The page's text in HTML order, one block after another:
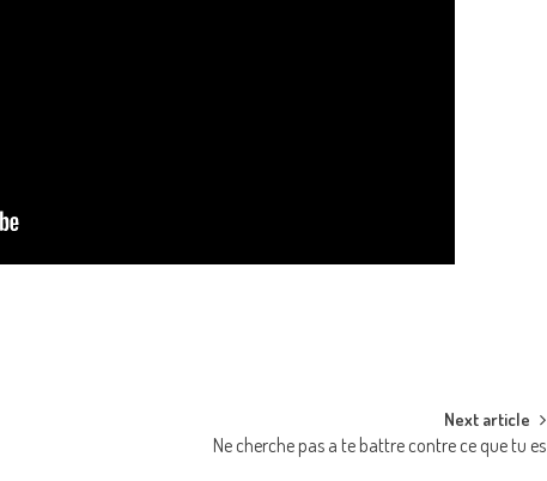
Next article
Ne cherche pas a te battre contre ce que tu es